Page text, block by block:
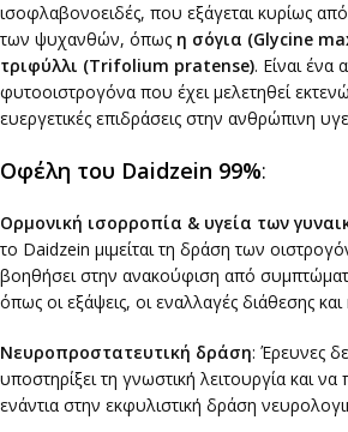
ισοφλαβονοειδές, που εξάγεται κυρίως
των ψυχανθών, όπως η σόγια (Glycine
τριφύλλι (Trifolium pratense). Είναι ένα
φυτοοιστρογόνα που έχει μελετηθεί
ευεργετικές επιδράσεις στην ανθρώπινη
Οφέλη του Daidzein 99%:
Ορμονική ισορροπία & υγεία των
το Daidzein μιμείται τη δράση των
βοηθήσει στην ανακούφιση από
όπως οι εξάψεις, οι εναλλαγές διάθεσης
Νευροπροστατευτική δράση: Έρευνες
υποστηρίξει τη γνωστική λειτουργία και
ενάντια στην εκφυλιστική δράση